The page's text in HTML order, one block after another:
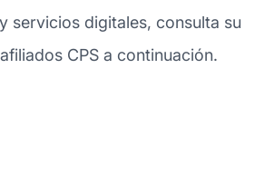
servicios digitales, consulta su
CPS a continuación.